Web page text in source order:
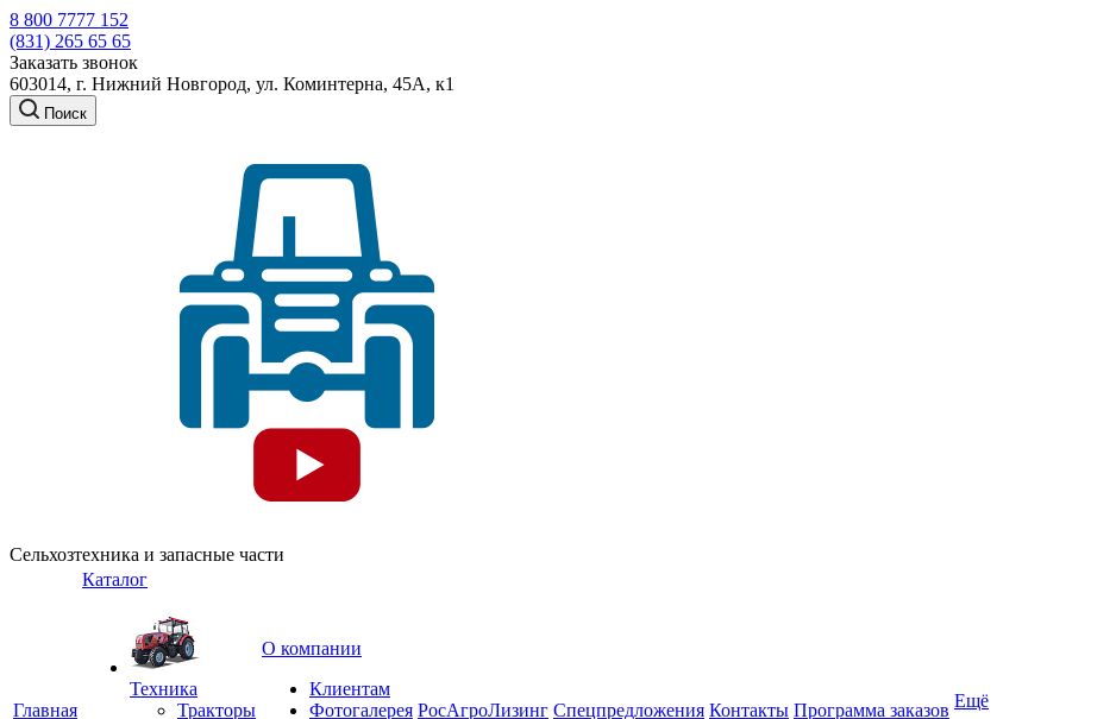
8 800 7777 152
(831) 265 65 65
Заказать звонок
603014, г. Нижний Новгород, ул. Коминтерна, 45А, к1
Поиск
Сельхозтехника и запасные части
Главная
Каталог
Техника
Тракторы
О компании
Клиентам
Фотогалерея РосАгроЛизинг Спецпредложения Контакты Программа заказов Ещё